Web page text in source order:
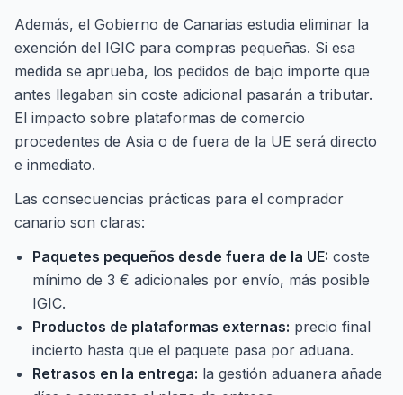
Además, el Gobierno de Canarias estudia eliminar la
exención del IGIC para compras pequeñas. Si esa
medida se aprueba, los pedidos de bajo importe que
antes llegaban sin coste adicional pasarán a tributar.
El impacto sobre plataformas de comercio
procedentes de Asia o de fuera de la UE será directo
e inmediato.
Las consecuencias prácticas para el comprador
canario son claras:
Paquetes pequeños desde fuera de la UE: coste
mínimo de 3 € adicionales por envío, más posible
IGIC.
Productos de plataformas externas: precio final
incierto hasta que el paquete pasa por aduana.
Retrasos en la entrega: la gestión aduanera añade